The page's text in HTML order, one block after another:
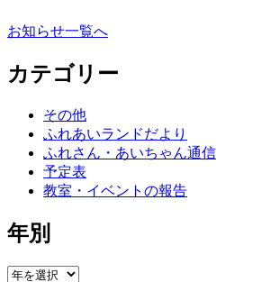
お知らせ一覧へ
カテゴリー
その他
ふれあいランドだより
ふれさん・あいちゃん通信
予定表
教室・イベントの報告
年別